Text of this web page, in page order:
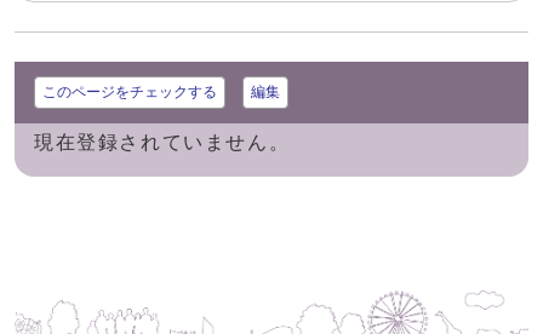
このページをチェックする 編集
現在登録されていません。